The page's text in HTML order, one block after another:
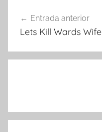
Navegación
de
entradas
Entrada anterior
Lets Kill Wards Wife